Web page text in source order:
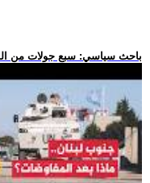
.. باحث سياسي: سبع جولات من